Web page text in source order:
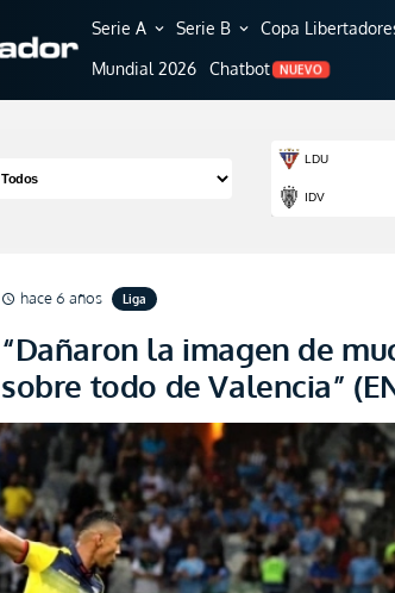
Serie A expand_more Serie B expand_more Copa
Mundial 2026 Chatbot NUEVO
schedule hace 6 años Liga
“Dañaron la imagen de
sobre todo de Valencia”